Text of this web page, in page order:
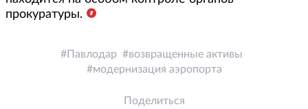
прокуратуры.
Павлодар
возвращенные активы
модернизация аэропорта
Поделиться